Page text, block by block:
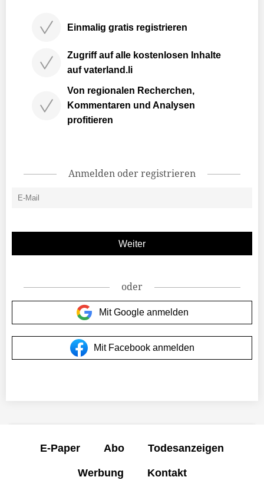
Einmalig gratis registrieren
Zugriff auf alle kostenlosen Inhalte
auf vaterland.li
Von regionalen Recherchen,
Kommentaren und Analysen
profitieren
Anmelden oder registrieren
oder
Mit Google anmelden
Mit Facebook anmelden
E-Paper Abo Todesanzeigen
Werbung Kontakt